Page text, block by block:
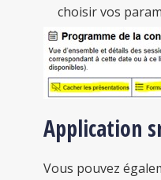
choisir vos
Application
Vous pouvez